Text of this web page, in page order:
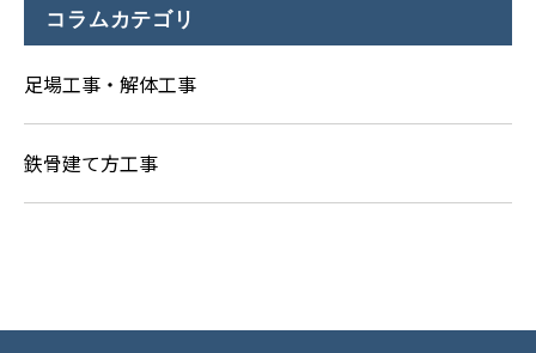
コラムカテゴリ
足場工事・解体工事
鉄骨建て方工事